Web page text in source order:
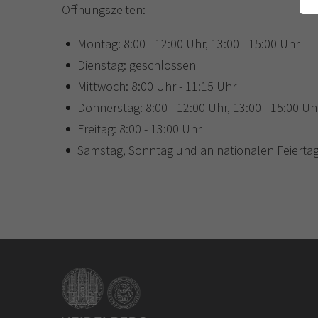
Öffnungszeiten:
Montag: 8:00 - 12:00 Uhr, 13:00 - 15:00 Uhr
Dienstag: geschlossen
Mittwoch: 8:00 Uhr - 11:15 Uhr
Donnerstag: 8:00 - 12:00 Uhr, 13:00 - 15:00
Freitag: 8:00 - 13:00 Uhr
Samstag, Sonntag und an nationalen